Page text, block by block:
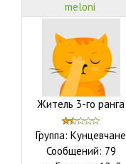
meloni
Житель 3-го ранга
Группа: Кунцевчане
Сообщений: 79